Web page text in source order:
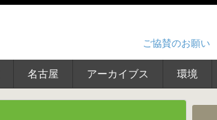
ご協賛のお願い
名古屋 アーカイブス 環境